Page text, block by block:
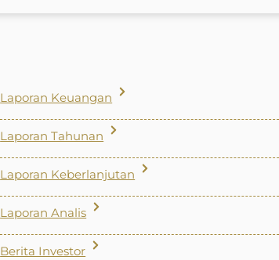
Laporan Keuangan
Laporan Tahunan
Laporan Keberlanjutan
Laporan Analis
Berita Investor